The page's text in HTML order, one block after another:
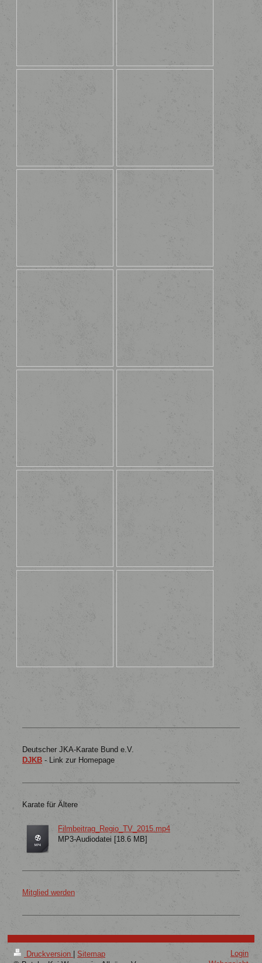
Deutscher JKA-Karate Bund e.V.
DJKB - Link zur Homepage
Karate für Ältere
Filmbeitrag_Regio_TV_2015.mp4
MP3-Audiodatei [18.6 MB]
Mitglied werden
Druckversion
Sitemap
Login